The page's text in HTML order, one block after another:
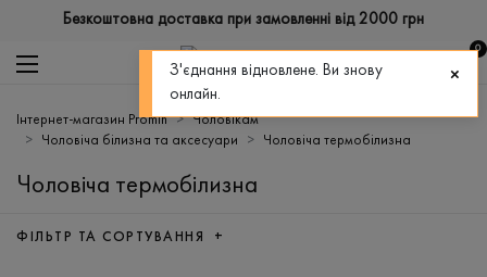
Безкоштовна доставка при замовленні від 2000 грн
0
Інтернет-магазин Promin
Чоловікам
Чоловіча білизна та аксесуари
Чоловіча термобілизна
Чоловіча термобілизна
ФІЛЬТР ТА СОРТУВАННЯ +
З'єднання відновлене. Ви знову
онлайн.